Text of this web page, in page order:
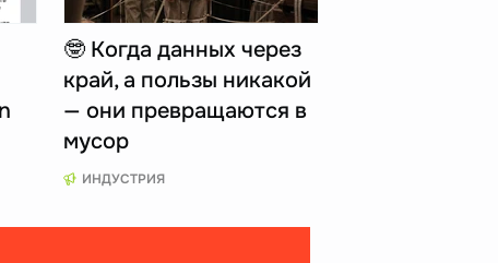
🤓 Когда данных через
край, а пользы никакой
— они превращаются в
мусор
ИНДУСТРИЯ